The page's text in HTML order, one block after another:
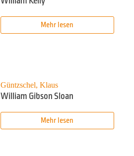
Mehr lesen
Güntzschel, Klaus
William Gibson Sloan
Mehr lesen